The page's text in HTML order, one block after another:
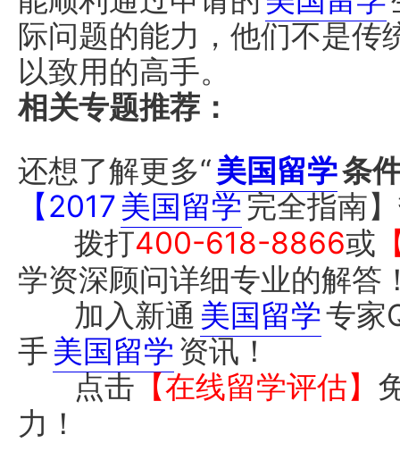
际问题的能力，他们不是传
以致用的高手。
相关专题推荐：
还想了解更多“ 美国留学条
【2017 美国留学 完全指南
拨打400-618-8866或
学资深顾问详细专业的解答
加入新通 美国留学专家
手 美国留学 资讯！
点击 【在线留学评估】
力！